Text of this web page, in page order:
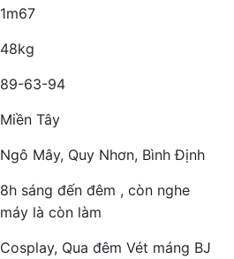
1m67
48kg
89-63-94
Miền Tây
Ngô Mây, Quy Nhơn, Bình Định
8h sáng đến đêm , còn nghe
máy là còn làm
Cosplay, Qua đêm Vét máng BJ